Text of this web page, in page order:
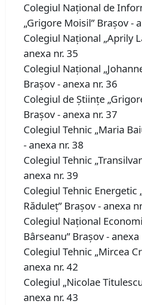
Colegiul Naţional de
„Grigore Moisil” Braşov -
Colegiul Naţional „Aprily
anexa nr. 35
Colegiul Naţional
Braşov - anexa nr. 36
Colegiul de Ştiinţe
Braşov - anexa nr. 37
Colegiul Tehnic „Maria
- anexa nr. 38
Colegiul Tehnic
anexa nr. 39
Colegiul Tehnic Energetic
Răduleţ” Braşov - anexa
Colegiul Naţional
Bârseanu” Braşov - anexa
Colegiul Tehnic „Mircea
anexa nr. 42
Colegiul „Nicolae
anexa nr. 43